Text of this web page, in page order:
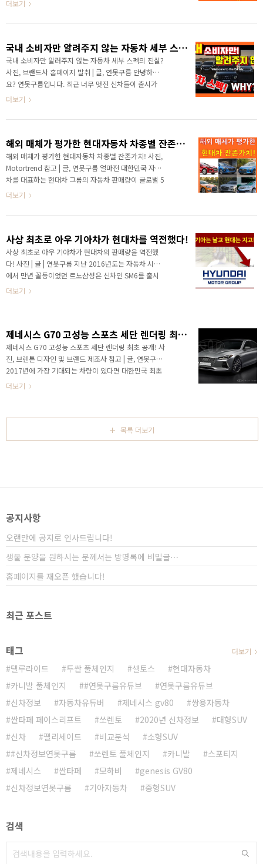
인이 되었습니다. 그렇다면 집중적으로 봐야 될 것 ..
가면서 자동차도 스마트 모빌리티와 결합되고 이제는 스
국내 제조사인 #현대모비스 는 #아이오닉5 에 #인휠모
터 를 장착한 차량을 선보였습니다. 영상으로 세부적인
정보를 빠르게 만나보세요! 기술은 오래전에 개발되어 있
고, 2년 전 킨텍스 #수소모터쇼 라이브를 통해서 인휠모
셉트카에 장착되었는데. 아이오닉5에 장착되어 있다 보..
더보기
국내 소비자만 알려주지 않는 자동차 세부 스펙의 진실? ​
국내 소비자만 알려주지 않는 자동차 세부 스펙의 진실?
​사진, 브랜드사 홈페이지 발취 | 글, 연못구름 안녕하세
요? 연못구름입니다. 최근 너무 멋진 신차들이 출시가
되면서 신차 정보를 집중적으로 다루고 있다보니, 자동
"국내 소비자만 알려주지 않는 자동차 세부 스펙의 진
는 진실을 다가가 보겠습니다. #. 자동차를 구입할 때 꼭
필요한 자동차 세부 스펙 정보! ▲ 이미지 출처 : 다나와
자동차 처음 차량을 구입하거나 새로운 차량을 구입할
때 가장 중요한 정보는 내가 구입하려는 차량의 정확한
이전에 소유했던 차량과 어떤 차이점에서 차이가 있는
지?..
더보기
해외 매체가 평가한 현대자동차 차종별 잔존가치!
해외 매체가 평가한 현대자동차 차종별 잔존가치! 사진,
Motortrend 참고 | 글, 연못구름 얼마전 대한민국 자동
차를 대표하는 현대차 그룹의 자동차 판매량이 글로벌 5
위에서 6위로 한 단계 내려갔다는 안타까운 소식을 접했
의 신뢰와 믿음에서 타 브랜드에 밀렸다고 할 수 있는데
도는 다시 회복하기가 쉽지 않습니다. 그렇다면 자국민이
아닌 해외 구매자 입장에서 현대자동차는 어떤 평가를 받
고 있을까요? ​ ​ 해외 자동차 매체인 Motortrend에서 평
가한 현대자동차 차종별 잔존가치! ​ 소비자의 만족도가
수 있는데 현대자동차 차량을 구입 후 5년..
더보기
사상 최초로 아우 기아차가 현대차를 역전했다!
사상 최초로 아우 기아차가 현대차의 판매량을 역전했
다! 사진 | 글 | 연못구름 지난 2016년도는 자동차 시장
에서 만년 꼴등이었던 르노삼성은 신차인 SM6를 출시
하면서 부동의 1위 중형 세단인 쏘나타의 아성을 뛰어넘
부분 판매량에서 현대차를 역전했다고 발표했습니다.
그동안 대한민국 시장에서 현대차가 기아차에게 1위를
내준 경험이 없었기 때문에 현대차 입장에서는 충격이
라고 표현할 수 있습니다. 지금 대한민국 자동차 시장은
한치 앞을 장담할 수 없을 만큼 치열한 경쟁이 펼쳐지고
있습니다. ​ ​ 아우 기아차가 현대차를 처음으로 넘어서다!
더보기
제네시스 G70 고성능 스포츠 세단 렌더링 최초 공개!
제네시스 G70 고성능 스포츠 세단 렌더링 최초 공개! 사
진, 브렌톤 디자인 및 브랜드 제조사 참고 | 글, 연못구름
2017년에 가장 기대되는 차량이 있다면 대한민국 최초
의 고성능 스포츠형 세단인 제네시스 막내 모델 G70입니
공개한 렌더링 이미지의 경우 적중률 상당히 높았기 때문
에 실차 이미지에 가깝다고 보셔도 무방할 것 같네요! ​ ​ ​ ​ ​
G70은 G 시리즈의 막내 모델로 후륜 기반의 4도어 스포
작..
더보기
목록 더보기
공지사항
오랜만에 공지로 인사드립니다!
생물 분양을 원하시는 분께서는 방명록에 비밀글⋯
홈페이지를 재오픈 했습니다!
최근 포스트
태그
텔루라이드 투싼 풀체인지 셀토스
현대자동차
카니발 풀체인지
#연못구름유튜브
연못구름유튜브
신차정보
자동차유튜버 제네시스 gv80
쌍용자동차
싼타페 페이스리프트
쏘렌토 2020년 신차정보
대형SUV
신차
팰리세이드 비교분석
소형SUV
#신차정보연못구름
쏘렌토 풀체인지 카니발
스포티지
제네시스
싼타페 모하비
genesis GV80
신차정보연못구름
기아자동차 중형SUV
더보기
검색